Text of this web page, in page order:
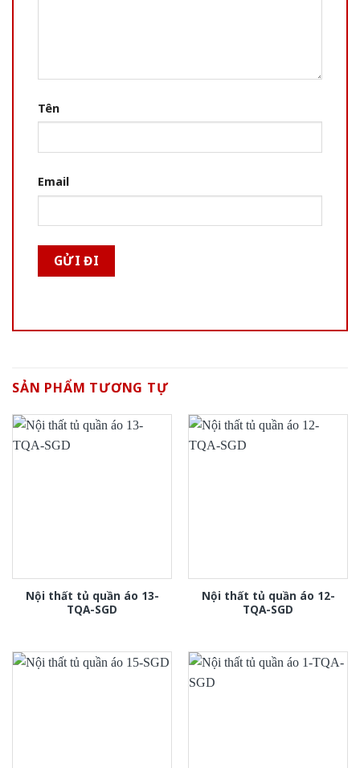
Tên
Email
SẢN PHẨM TƯƠNG TỰ
Nội thất tủ quần áo 13-
TQA-SGD
Nội thất tủ quần áo 12-
TQA-SGD